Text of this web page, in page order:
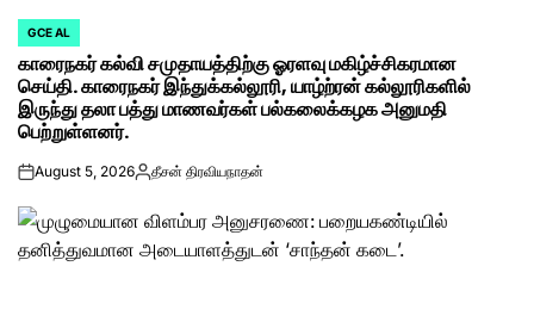
POSTED
IN
GCE AL
காரைநகர் கல்வி சமுதாயத்திற்கு ஓரளவு மகிழ்ச்சிகரமான
செய்தி. காரைநகர் இந்துக்கல்லூரி, யாழ்ற்ரன் கல்லூரிகளில்
இருந்து தலா பத்து மாணவர்கள் பல்கலைக்கழக அனுமதி
பெற்றுள்ளனர்.
onAugust 5, 2026Posted
தீசன் திரவியநாதன்